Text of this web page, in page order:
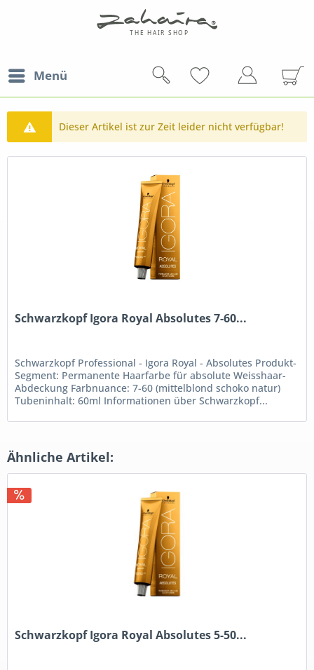
Menü
Dieser Artikel ist zur Zeit leider nicht verfügbar!
Schwarzkopf Igora Royal Absolutes 7-60...
Schwarzkopf Professional - Igora Royal - Absolutes Produkt-
Segment: Permanente Haarfarbe für absolute Weisshaar-
Abdeckung Farbnuance: 7-60 (mittelblond schoko natur)
Tubeninhalt: 60ml Informationen über Schwarzkopf...
Ähnliche Artikel:
Schwarzkopf Igora Royal Absolutes 5-50...